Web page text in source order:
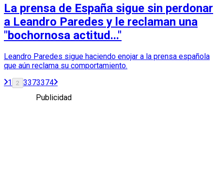
La prensa de España sigue sin perdonar
a Leandro Paredes y le reclaman una
"bochornosa actitud..."
Leandro Paredes sigue haciendo enojar a la prensa española
que aún reclama su comportamiento.
1
2 3373374
Publicidad